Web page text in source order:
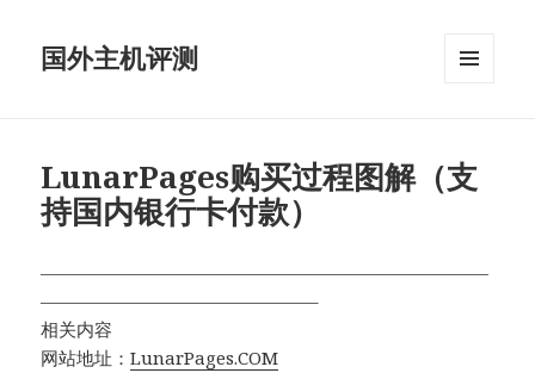
国外主机评测
LunarPages购买过程图解（支
持国内银行卡付款）
—————————————————————————
———————————————–
相关内容
网站地址：LunarPages.COM